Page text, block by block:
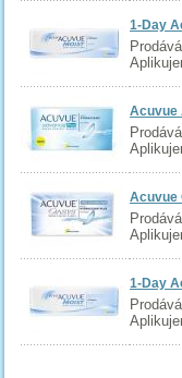
1-Day
Acuvue
Acuvue
1-Day